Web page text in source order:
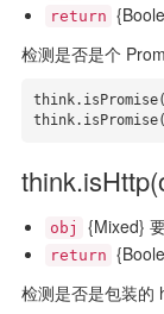
return
检测是否是个
obj {Mixed}
return
检测是否是包装的